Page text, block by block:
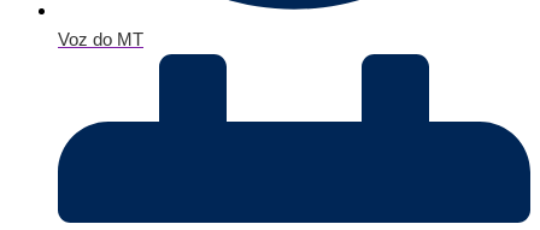
Voz do MT